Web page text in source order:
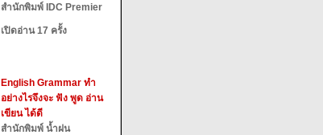
สำนักพิมพ์ IDC Premier
เปิดอ่าน 17 ครั้ง
English Grammar ทำ
อย่างไรจึงจะ ฟัง พูด อ่าน
เขียน ได้ดี
สำนักพิมพ์ น้ำฝน